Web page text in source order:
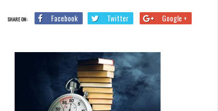
SHARE ON: Facebook Twitter Google +